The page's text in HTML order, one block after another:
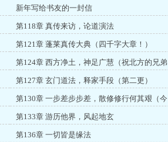
新年写给书友的一封信
第118章 真传来访，论道演法
第121章 蓬莱真传大典（四千字大章！）
第124章 西方净土，神足广慧（祝北方的兄弟
第127章 玄门道法，释家手段（第二更）
第130章 一步差步步差，散修修行何其艰（今
第133章 游历他界，风起地玄
第136章 一切皆是缘法